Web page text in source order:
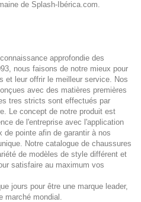
de Splash-Ibérica.com.
approfondie des
nous faisons de notre mieux pour
et leur offrir le meilleur service. Nos
avec des matières premières
tres stricts sont effectués par
Le concept de notre produit est
de l'entreprise avec l'application
de pointe afin de garantir à nos
Notre catalogue de chaussures
de modèles de style différent et
satisfaire au maximum vos
jours pour être une marque leader,
marché mondial.